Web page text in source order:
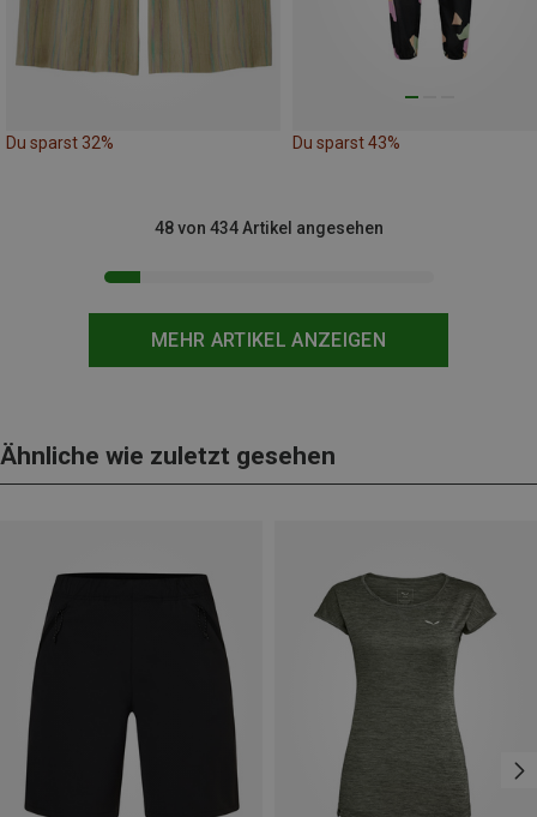
Du sparst 32% Du sparst 43%
MEHR ARTIKEL ANZEIGEN
48 von 434 Artikel angesehen
Ähnliche wie zuletzt gesehen